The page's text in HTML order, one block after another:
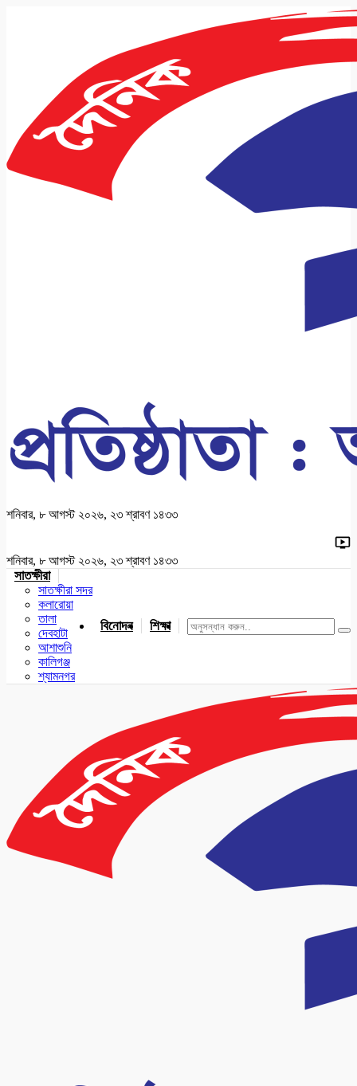
শনিবার, ৮ আগস্ট ২০২৬, ২৩ শ্রাবণ ১৪৩৩
শনিবার, ৮ আগস্ট ২০২৬, ২৩ শ্রাবণ ১৪৩৩
সাতক্ষীরা
সাতক্ষীরা সদর
কলারোয়া
তালা
দেবহাটা
আশাশুনি
কালিগঞ্জ
শ্যামনগর
বিনোদন শিক্ষা খেলাধুলা জাতীয় যশোর